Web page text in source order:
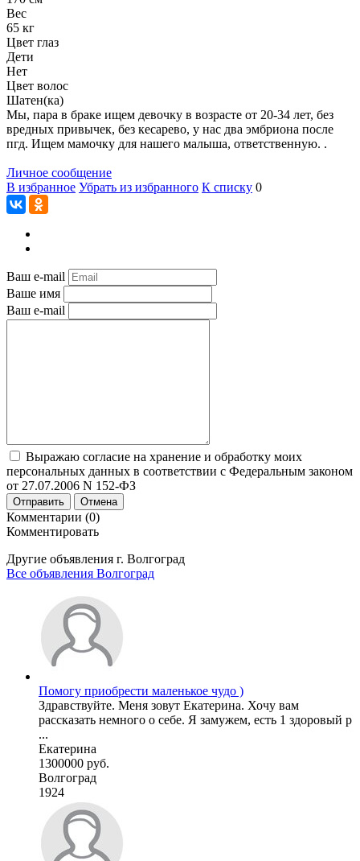
Вес
65 кг
Цвет глаз
Дети
Нет
Цвет волос
Шатен(ка)
Мы, пара в браке ищем девочку в возрасте от 20-34 лет, без
вредных привычек, без кесарево, у нас два эмбриона после
пгд. Ищем мамочку для нашего малыша, ответственную. .
Личное сообщение
В избранное Убрать из избранного К списку 0
Ваш e-mail
Ваше имя
Ваш e-mail
Выражаю согласие на хранение и обработку моих
персональных данных в соответствии с Федеральным законом
от 27.07.2006 N 152-ФЗ
Отправить Отмена
Комментарии (0)
Комментировать
Другие объявления г. Волгоград
Все объявления Волгоград
Помогу приобрести маленькое чудо )
Здравствуйте. Меня зовут Екатерина. Хочу вам
рассказать немного о себе. Я замужем, есть 1 здоровый р
...
Екатерина
1300000 руб.
Волгоград
1924